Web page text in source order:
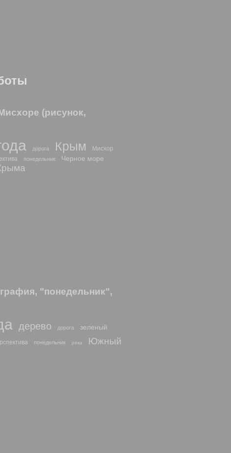
(рисунок,
дорога Крым Мисхор
понедельник Черное море
"понедельник",
дерево дорога зеленый
понедельник река
Южный